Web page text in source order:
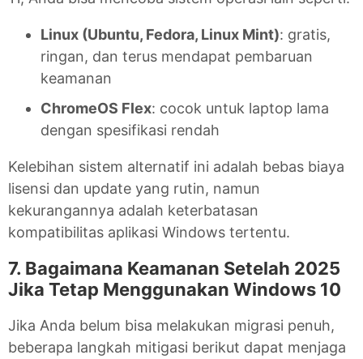
Linux (Ubuntu, Fedora, Linux Mint): gratis,
ringan, dan terus mendapat pembaruan
keamanan
ChromeOS Flex: cocok untuk laptop lama
dengan spesifikasi rendah
Kelebihan sistem alternatif ini adalah bebas biaya
lisensi dan update yang rutin, namun
kekurangannya adalah keterbatasan
kompatibilitas aplikasi Windows tertentu.
7. Bagaimana Keamanan Setelah 2025
Jika Tetap Menggunakan Windows 10
Jika Anda belum bisa melakukan migrasi penuh,
beberapa langkah mitigasi berikut dapat menjaga